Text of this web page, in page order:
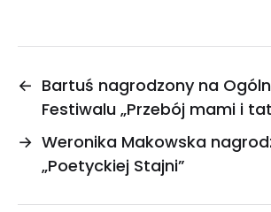
← Bartuś nagrodzony na
Festiwalu „Przebój mami i
→ Weronika Makowska
„Poetyckiej Stajni”